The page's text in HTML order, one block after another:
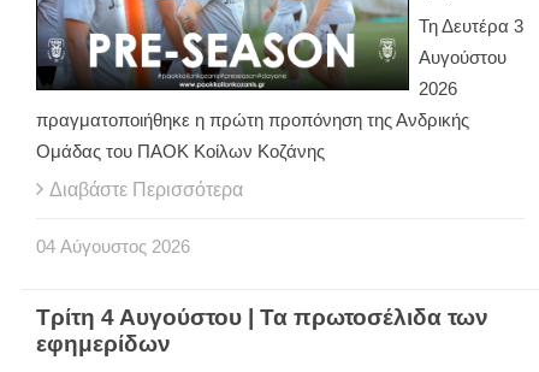
Τη Δευτέρα 3
Αυγούστου
2026
πραγματοποιήθηκε η πρώτη προπόνηση της Ανδρικής
Ομάδας του ΠΑΟΚ Κοίλων Κοζάνης
Διαβάστε Περισσότερα
04 Αύγουστος 2026
Τρίτη 4 Αυγούστου | Τα πρωτοσέλιδα των
εφημερίδων